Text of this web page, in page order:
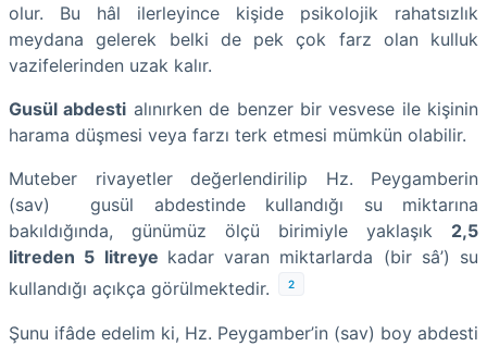
olur. Bu hâl ilerleyince kişide psikolojik rahatsızlık
meydana gelerek belki de pek çok farz olan kulluk
vazifelerinden uzak kalır.
Gusül abdesti alınırken de benzer bir vesvese ile kişinin
harama düşmesi veya farzı terk etmesi mümkün olabilir.
Muteber rivayetler değerlendirilip Hz. Peygamberin
(sav) gusül abdestinde kullandığı su miktarına
bakıldığında, günümüz ölçü birimiyle yaklaşık 2,5
litreden 5 litreye kadar varan miktarlarda (bir sâ’) su
kullandığı açıkça görülmektedir.
2
Şunu ifâde edelim ki, Hz. Peygamber’in (sav) boy abdesti